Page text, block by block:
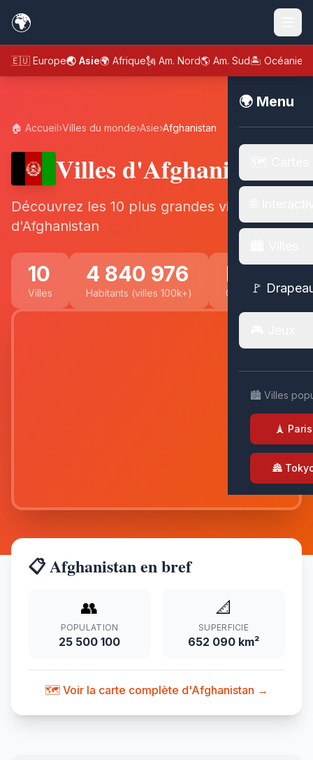
🌍
🇪🇺 Europe🌏 Asie🌍 Afrique🗽 Am. Nord🌎 Am. Sud🏝️ Océanie
🌍 Menu
🚩
🏙️ Villes
🗼 Paris
🏯
🏠 Accueil›Villes du monde›Asie›Afghanistan
Villes d'Afghanistan
Découvrez les 10 plus grandes villes
d'Afghanistan
10
Villes
4 840 976
Habitants (villes 100k+)
Kabul
Capitale
📋 Afghanistan en bref
👥
POPULATION
25 500 100
📐
SUPERFICIE
652 090 km²
🗺️ Voir la carte complète d'Afghanistan →